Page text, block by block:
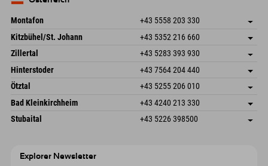
Montafon +43 5558 203 330
Dorfstr. 127b
6793 Gaschurn/Montafon
Österreich
Adresse speichern
Anreiseinfos
Buchen
Kitzbühel/St. Johann +43 5352 216 660
Speckbacherstraße 87
Österreich
Adresse speichern
Buchen
Zillertal +43 5283 393 930
Schmiedau 2
6272 Kaltenbach im Zillertal
Österreich
Adresse speichern
Anreiseinfos
Buchen
Hinterstoder +43 7564 204 440
Freizeitpark 10
Österreich
Adresse speichern
Buchen
Ötztal +43 5255 206 010
Gscheat 14
6441 Umhausen
Österreich
Adresse speichern
Anreiseinfos
Buchen
Bad Kleinkirchheim +43 4240 213 330
Dorfstraße 24
Adresse speichern
Stubaital +43 5226 398500
Explorer Newsletter